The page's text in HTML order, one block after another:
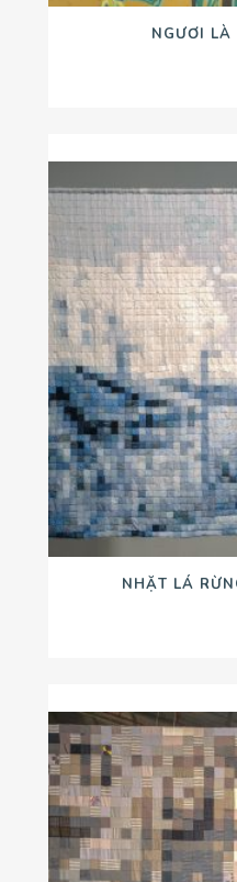
NGƯƠI LÀ
NHẶT LÁ